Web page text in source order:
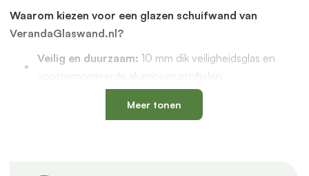
Waarom kiezen voor een glazen schuifwand van
VerandaGlaswand.nl?
Veilig en duurzaam: 10 mm dik veiligheidsglas en
voorgemonteerde aluminium profielen
met een vervangbaar loopspoor,
geïntegreerde waterafvoer en verkrijgbaar in antraciet
Meer tonen